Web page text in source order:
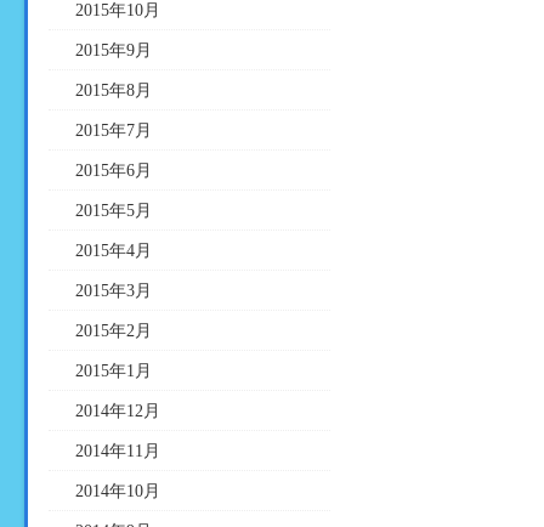
2015年10月
2015年9月
2015年8月
2015年7月
2015年6月
2015年5月
2015年4月
2015年3月
2015年2月
2015年1月
2014年12月
2014年11月
2014年10月